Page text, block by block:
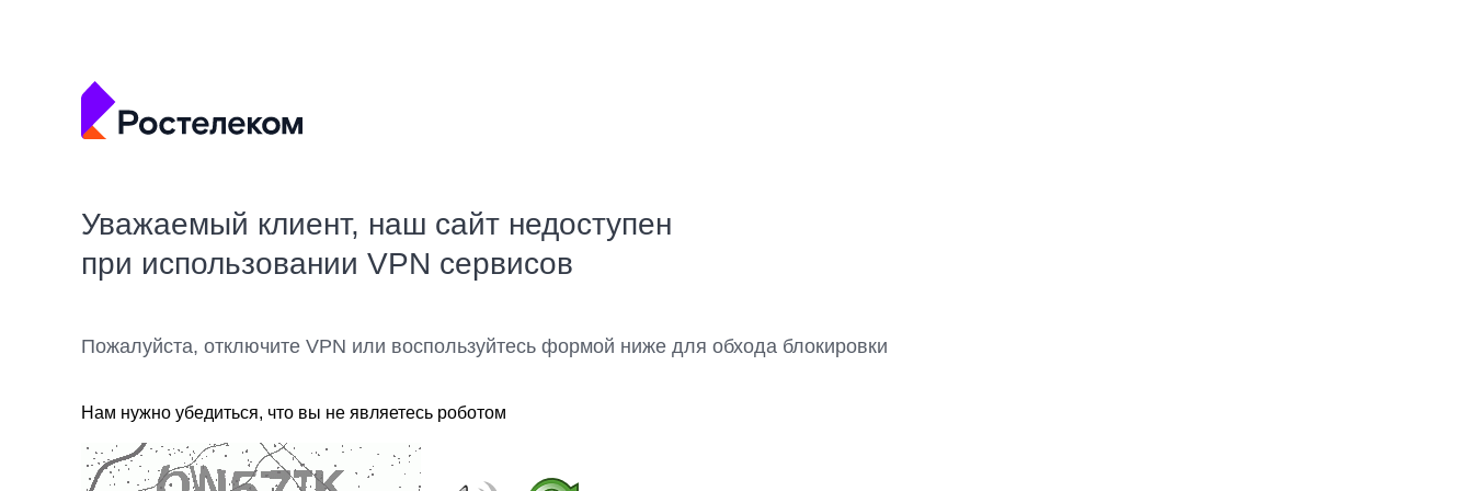
Уважаемый клиент, наш сайт недоступен
при использовании VPN сервисов
Пожалуйста, отключите VPN или воспользуйтесь формой ниже для обхода блокировки
Нам нужно убедиться, что вы не являетесь роботом